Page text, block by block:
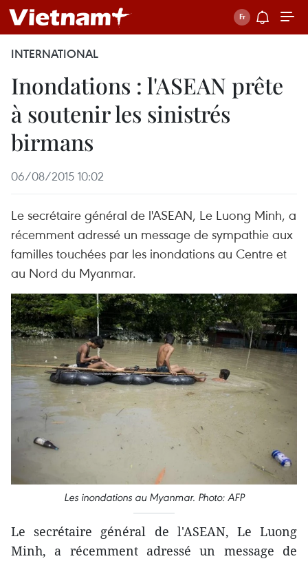
INTERNATIONAL
Inondations : l'ASEAN prête
à soutenir les sinistrés
birmans
06/08/2015 10:02
Le secrétaire général de l'ASEAN, Le Luong Minh, a
récemment adressé un message de sympathie aux
familles touchées par les inondations au Centre et
au Nord du Myanmar.
Les inondations au Myanmar. Photo: AFP
Le secrétaire général de l'ASEAN, Le Luong
Minh, a récemment adressé un message de